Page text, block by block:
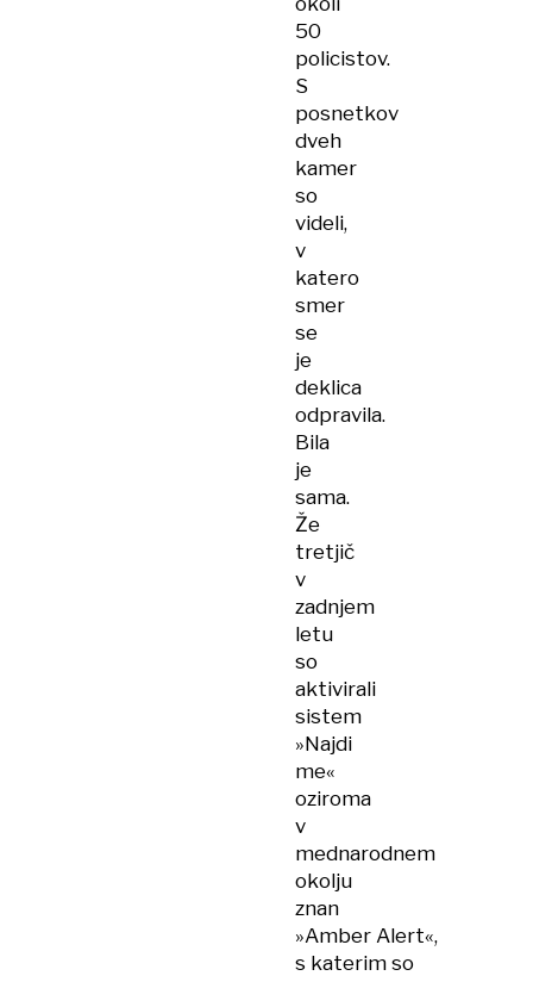
50
policistov.
S
posnetkov
dveh
kamer
so
videli,
v
katero
smer
se
je
deklica
odpravila.
Bila
je
sama.
Že
tretjič
v
zadnjem
letu
so
aktivirali
sistem
»Najdi
me«
oziroma
v
mednarodnem
okolju
znan
»Amber Alert«,
s katerim so